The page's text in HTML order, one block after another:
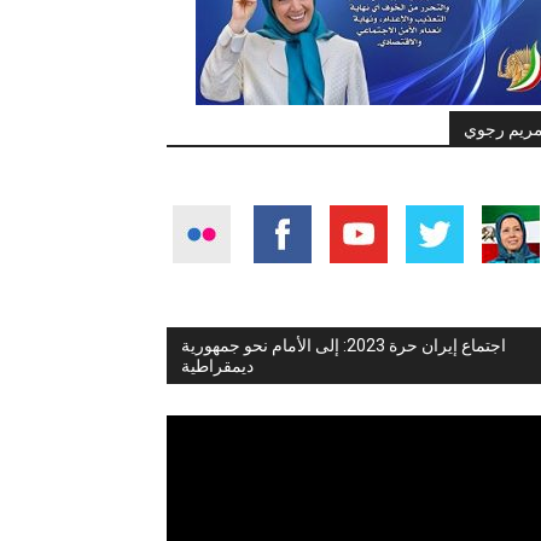
رجوي
اجتماع إيران حرة 2023: إلى الأمام نحو جمهورية
ديمقراطية